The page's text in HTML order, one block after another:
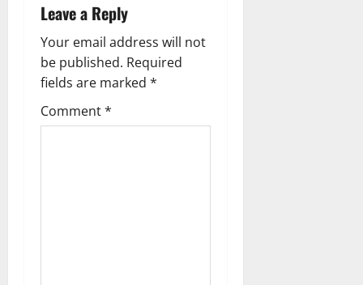
g
a
t
i
Leave a Reply
Your email address will not
be published. Required
fields are marked *
Comment*